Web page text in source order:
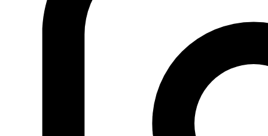
árabe en español en el
Memoria de actividades 2018 Siguiente
Francisco de visita oficial en Abu Dabi, Yaser Ahmad,